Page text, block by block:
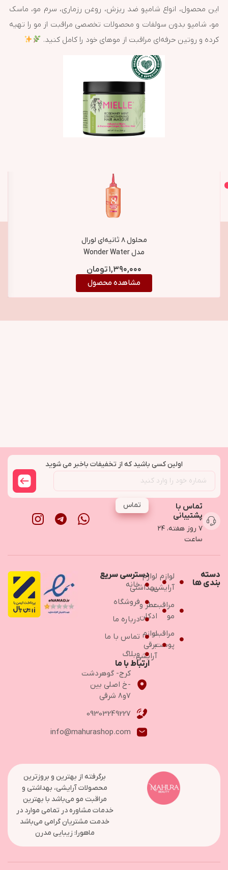
این محصول، انواع شامپو ضد ریزش، روغن رزماری، سرم مو، ماسک
مو، شامپو بدون سولفات و محصولات تخصصی مراقبت از مو را تهیه
کرده و روتین حرفه‌ای مراقبت از موهای خود را کامل کنید.
اصل و اورجینال
محصولات مشابه
محلول ۸ ثانیه‌ای لورال
مدل Wonder Water
دریم لانگ حجم ۲۰۰ میل
۱,۳۹۰,۰۰۰تومان
مشاهده محصول
اولین کسی باشید که از تخفیفات باخبر می شوید
تماس با
پشتیبانی
۷ روز هفته، ۲۴
ساعت
تماس
دسته
بندی ها
لوازم
آرایشی
مراقبت
مو
مراقبت
پوست
لوازم
بهداشتی
عطر و
ادکلن
لوازم
برقی
آرایشی
دسترسی سریع
خانه
فروشگاه
درباره ما
تماس با ما
وبلاگ
ارتباط با ما
کرج- گوهردشت
-خ اصلی بین
۷و۸ شرقی
09303249227
info@mahurashop.com
برگرفته از بهترین و بروزترین
محصولات آرایشی، بهداشتی و
مراقبت مو می‌باشد با بهترین
خدمات مشاوره در تمامی موارد در
خدمت مشتریان گرامی می‌باشد
ماهورا: زیبایی مدرن